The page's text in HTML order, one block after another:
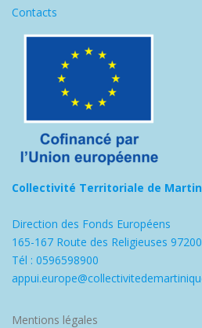
Contacts
Collectivité Territoriale de
Direction des Fonds Européens
165-167 Route des Religieuses
Tél : 0596598900
Mentions légales